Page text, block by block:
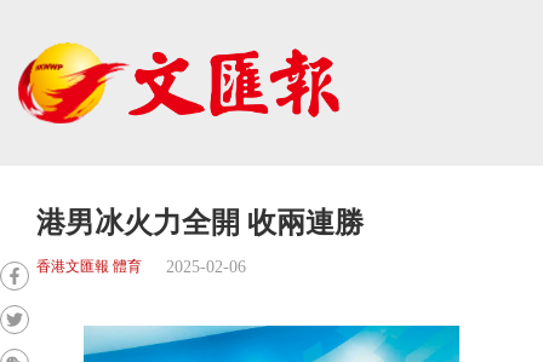
港男冰火力全開 收兩連勝
香港文匯報 體育 2025-02-06